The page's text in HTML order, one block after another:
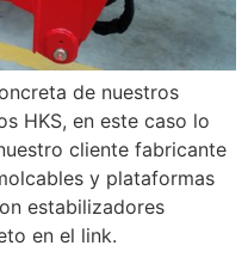
de nuestros
HKS, en este caso lo
cliente fabricante
y plataformas
estabilizadores
en el link.